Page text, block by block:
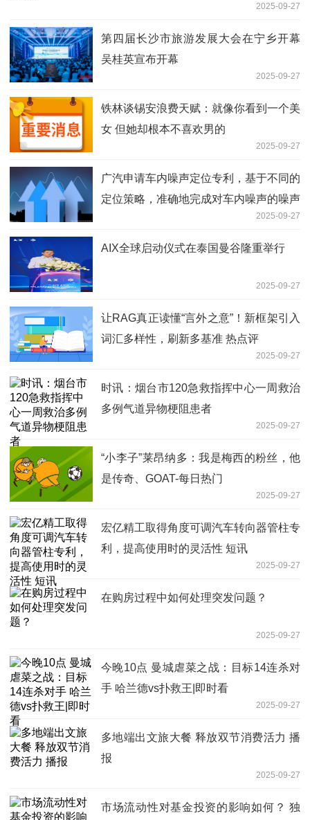
2025-09-27
第四届长沙市旅游发展大会在宁乡开幕
吴桂英宣布开幕
2025-09-27
铁林谈锡安浪费天赋：就像你看到一个美
女 但她却根本不喜欢男的
2025-09-27
广汽申请车内噪声定位专利，基于不同的
定位策略，准确地完成对车内噪声的噪声
2025-09-27
AIX全球启动仪式在泰国曼谷隆重举行
2025-09-27
让RAG真正读懂“言外之意”！新框架引入
词汇多样性，刷新多基准 热点评
2025-09-27
时讯：烟台市120急救指挥中心一周救治
多例气道异物梗阻患者
2025-09-27
“小李子”莱昂纳多：我是梅西的粉丝，他
是传奇、GOAT-每日热门
2025-09-27
宏亿精工取得角度可调汽车转向器管柱专
利，提高使用时的灵活性 短讯
2025-09-27
在购房过程中如何处理突发问题？
2025-09-27
今晚10点 曼城虐菜之战：目标14连杀对
手 哈兰德vs扑救王|即时看
2025-09-27
多地端出文旅大餐 释放双节消费活力 播
报
2025-09-27
市场流动性对基金投资的影响如何？ 独